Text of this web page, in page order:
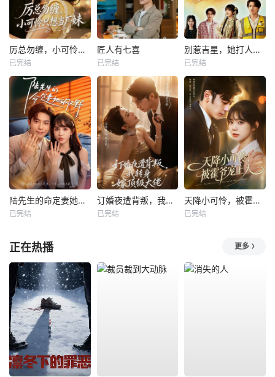
厉总勿缠，小可怜只想当厂妹
已完结
匠人有七喜
已完结
别惹吉星，她打人专打脸
已完结
陆先生的命定妻她飒又野
已完结
订婚夜遭背叛，我转身嫁顶级大佬
已完结
天降小可怜，被霍爷宠上天
已完结
正在热播 更多